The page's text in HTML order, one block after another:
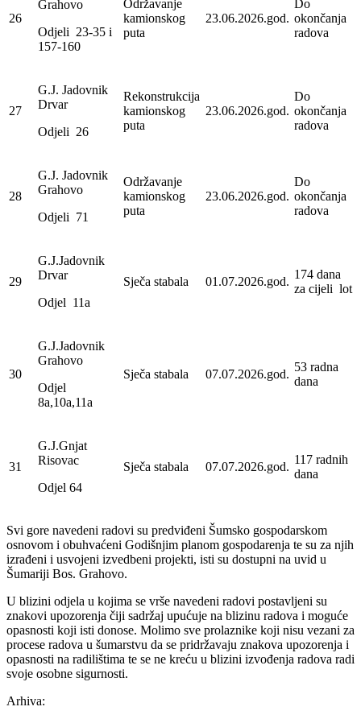
26
Grahovo
Odjeli 23-35 i
157-160
Održavanje
kamionskog
puta
23.06.2026.god.
Do
okončanja
radova
27
G.J. Jadovnik
Drvar
Odjeli 26
Rekonstrukcija
kamionskog
puta
23.06.2026.god.
Do
okončanja
radova
28
G.J. Jadovnik
Grahovo
Odjeli 71
Održavanje
kamionskog
puta
23.06.2026.god.
Do
okončanja
radova
29
G.J.Jadovnik
Drvar
Odjel 11a
Sječa stabala 01.07.2026.god.
174 dana
za cijeli lot
30
G.J.Jadovnik
Grahovo
Odjel
8a,10a,11a
Sječa stabala 07.07.2026.god.
53 radna
dana
31
G.J.Gnjat
Risovac
Odjel 64
Sječa stabala 07.07.2026.god.
117 radnih
dana
Svi gore navedeni radovi su predviđeni Šumsko gospodarskom
osnovom i obuhvaćeni Godišnjim planom gospodarenja te su za njih
izrađeni i usvojeni izvedbeni projekti, isti su dostupni na uvid u
Šumariji Bos. Grahovo.
U blizini odjela u kojima se vrše navedeni radovi postavljeni su
znakovi upozorenja čiji sadržaj upućuje na blizinu radova i moguće
opasnosti koji isti donose. Molimo sve prolaznike koji nisu vezani za
procese radova u šumarstvu da se pridržavaju znakova upozorenja i
opasnosti na radilištima te se ne kreću u blizini izvođenja radova radi
svoje osobne sigurnosti.
Arhiva: